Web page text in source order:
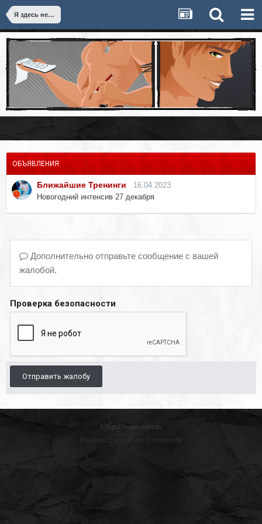
Я здесь недавно
ОБЪЯВЛЕНИЯ
Ближайшие Тренинги
16.04.2023
Новогодний интенсив 27 декабря
Дополнительно отправьте сообщение с вашей
жалобой.
Проверка безопасности
Отправить жалобу
Обратная связь
Powered by Invision Community